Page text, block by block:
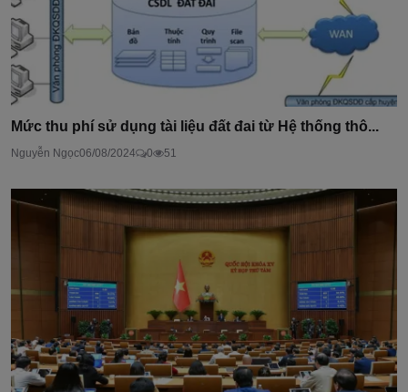
Mức thu phí sử dụng tài liệu đất đai từ Hệ thống thô...
Nguyễn Ngọc06/08/2024 0 51